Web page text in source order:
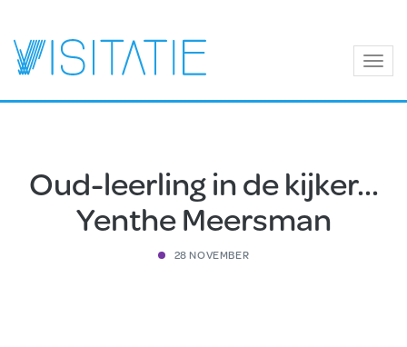
Oud-leerling in de kijker...
Yenthe Meersman
28 NOVEMBER